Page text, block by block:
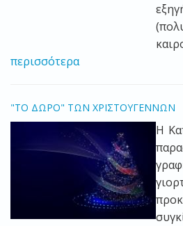
περισσότερα
"ΤΟ ΔΩΡΟ" ΤΩΝ ΧΡΙΣΤΟΥΓΕΝΝΩΝ
Η